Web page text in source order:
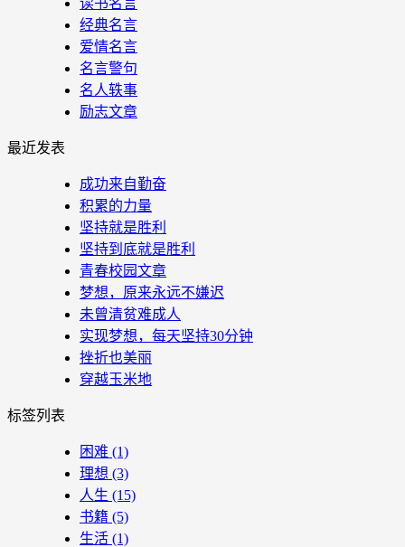
读书名言
经典名言
爱情名言
名言警句
名人轶事
励志文章
最近发表
成功来自勤奋
积累的力量
坚持就是胜利
坚持到底就是胜利
青春校园文章
梦想，原来永远不嫌迟
未曾清贫难成人
实现梦想，每天坚持30分钟
挫折也美丽
穿越玉米地
标签列表
困难 (1)
理想 (3)
人生 (15)
书籍 (5)
生活 (1)